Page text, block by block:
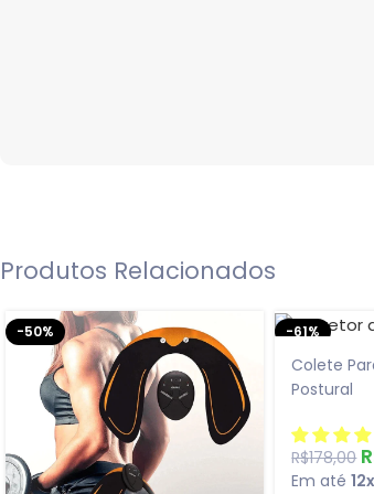
Produtos Relacionados
-50% -61%
Colete
Postural
R$178,00
Em até12x